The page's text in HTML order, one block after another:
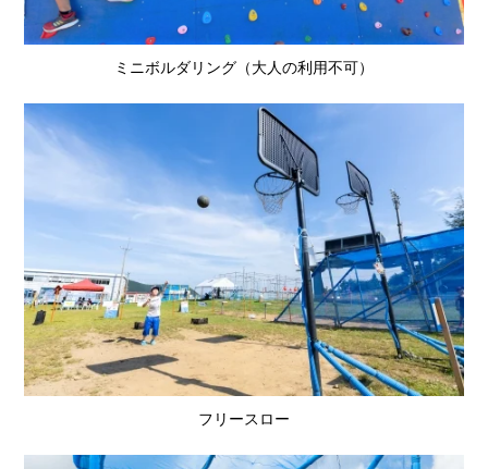
ミニボルダリング（大人の利用不可）
フリースロー